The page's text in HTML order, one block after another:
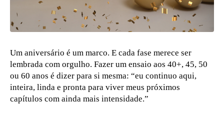
Um aniversário é um marco. E cada fase merece ser
lembrada com orgulho. Fazer um ensaio aos 40+, 45, 50
ou 60 anos é dizer para si mesma: “eu continuo aqui,
inteira, linda e pronta para viver meus próximos
capítulos com ainda mais intensidade.”